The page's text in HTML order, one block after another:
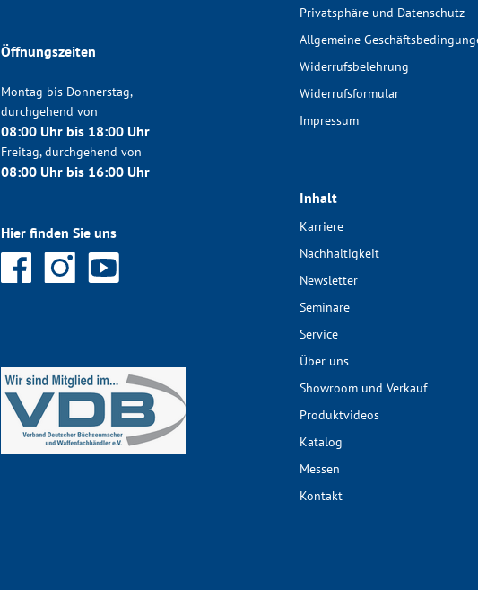
Öffnungszeiten
Montag bis Donnerstag,
durchgehend von
08:00 Uhr bis 18:00 Uhr
Freitag, durchgehend von
08:00 Uhr bis 16:00 Uhr
Hier finden Sie uns
Privatsphäre und Datenschutz
Allgemeine
Widerrufsbelehrung
Widerrufsformular
Impressum
Inhalt
Karriere
Nachhaltigkeit
Newsletter
Seminare
Service
Über uns
Showroom und Verkauf
Produktvideos
Katalog
Messen
Kontakt